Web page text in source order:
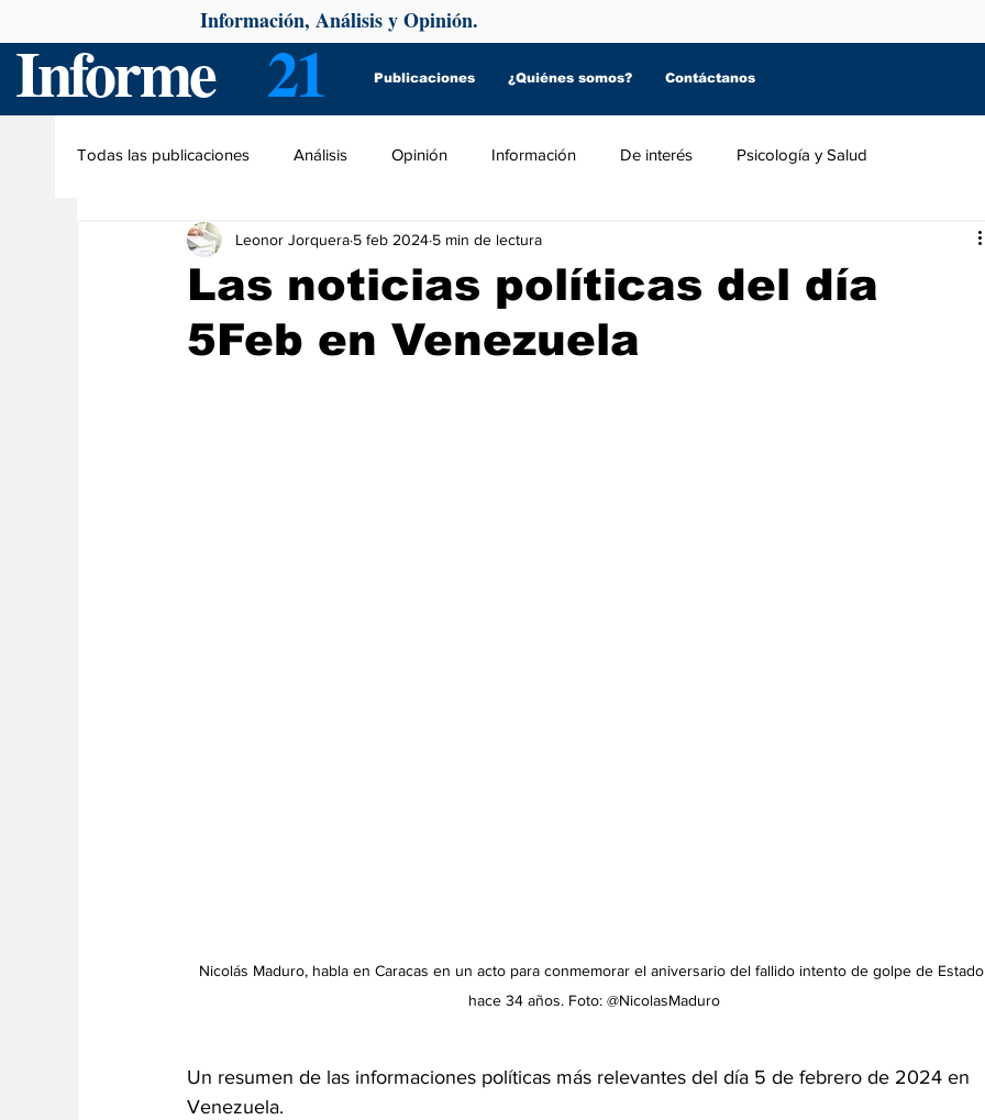
Informe 21 Publicaciones ¿Quiénes somos? Contáctanos
Información, Análisis y Opinión.
Todas las publicaciones Análisis Opinión Información De interés Psicología y Salud
Las noticias políticas del día
5Feb en Venezuela
Leonor Jorquera 5 feb 2024 5 min de lectura
Nicolás Maduro, habla en Caracas en un acto para conmemorar el aniversario del fallido intento de golpe de
hace 34 años. Foto: @NicolasMaduro
Un resumen de las informaciones políticas más relevantes del día 5 de febrero de 2024 en
Venezuela.